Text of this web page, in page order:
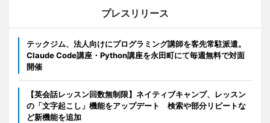
プレスリリース
テックジム、法人向けにプログラミング講師を客先常駐派遣。
Claude Code講座・Python講座を永田町にて毎週無料で対面
開催
【英会話レッスン回数無制限】ネイティブキャンプ、レッスン
の「文字起こし」機能をアップデート 検索や部分リピートな
ど新機能を追加